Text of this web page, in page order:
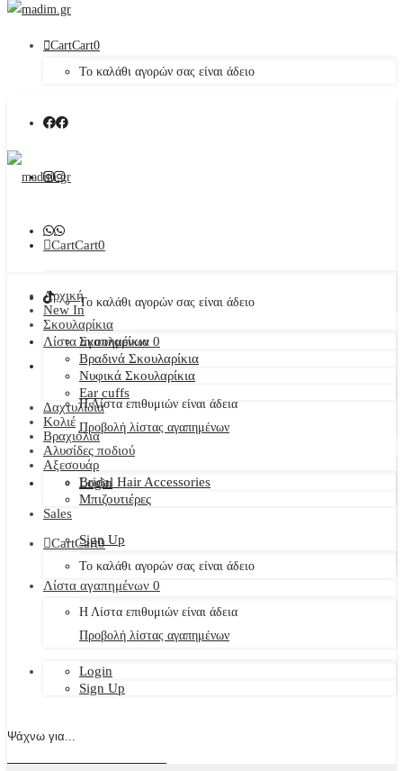
CartCart0
Το καλάθι αγορών σας είναι άδειο
CartCart0
Το καλάθι αγορών σας είναι άδειο
Λίστα αγαπημένων 0
Η Λίστα επιθυμιών είναι άδεια
Προβολή λίστας αγαπημένων
Login
Sign Up
Αρχική
New In
Σκουλαρίκια
Σκουλαρίκια
Βραδινά Σκουλαρίκια
Νυφικά Σκουλαρίκια
Ear cuffs
Δαχτυλίδια
Κολιέ
Βραχιόλια
Αλυσίδες ποδιού
Αξεσουάρ
Bridal Hair Accessories
Μπιζουτιέρες
Sales
CartCart0
Το καλάθι αγορών σας είναι άδειο
Λίστα αγαπημένων 0
Η Λίστα επιθυμιών είναι άδεια
Προβολή λίστας αγαπημένων
Login
Sign Up